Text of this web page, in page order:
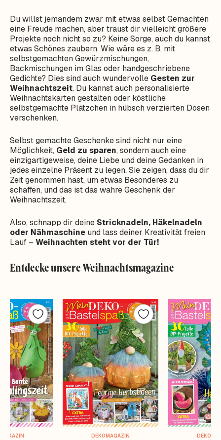
Du willst jemandem zwar mit etwas selbst Gemachten
eine Freude machen, aber traust dir vielleicht größere
Projekte noch nicht so zu? Keine Sorge, auch du kannst
etwas Schönes zaubern. Wie wäre es z. B. mit
selbstgemachten Gewürzmischungen,
Backmischungen im Glas oder handgeschriebene
Gedichte? Dies sind auch wundervolle Gesten zur
Weihnachtszeit. Du kannst auch personalisierte
Weihnachtskarten gestalten oder köstliche
selbstgemachte Plätzchen in hübsch verzierten Dosen
verschenken.
Selbst gemachte Geschenke sind nicht nur eine
Möglichkeit, Geld zu sparen, sondern auch eine
einzigartigeweise, deine Liebe und deine Gedanken in
jedes einzelne Präsent zu legen. Sie zeigen, dass du dir
Zeit genommen hast, um etwas Besonderes zu
schaffen, und das ist das wahre Geschenk der
Weihnachtszeit.
Also, schnapp dir deine Stricknadeln, Häkelnadeln
oder Nähmaschine und lass deiner Kreativität freien
Lauf – Weihnachten steht vor der Tür!
Entdecke unsere Weihnachtsmagazine
DEKOMAGAZIN